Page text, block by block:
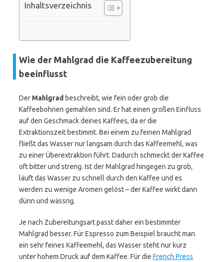
Inhaltsverzeichnis
Wie der Mahlgrad die Kaffeezubereitung
beeinflusst
Der Mahlgrad beschreibt, wie fein oder grob die
Kaffeebohnen gemahlen sind. Er hat einen großen Einfluss
auf den Geschmack deines Kaffees, da er die
Extraktionszeit bestimmt. Bei einem zu feinen Mahlgrad
fließt das Wasser nur langsam durch das Kaffeemehl, was
zu einer Überextraktion führt. Dadurch schmeckt der Kaffee
oft bitter und streng. Ist der Mahlgrad hingegen zu grob,
läuft das Wasser zu schnell durch den Kaffee und es
werden zu wenige Aromen gelöst – der Kaffee wirkt dann
dünn und wässrig.
Je nach Zubereitungsart passt daher ein bestimmter
Mahlgrad besser. Für Espresso zum Beispiel braucht man
ein sehr feines Kaffeemehl, das Wasser steht nur kurz
unter hohem Druck auf dem Kaffee. Für die French Press